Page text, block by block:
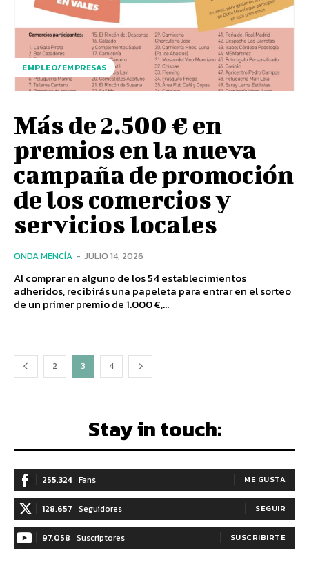
EMPLEO/EMPRESAS
Más de 2.500 € en
premios en la nueva
campaña de promoción
de los comercios y
servicios locales
ONDA MENCÍA - JULIO 14, 2026
Al comprar en alguno de los 54 establecimientos
adheridos, recibirás una papeleta para entrar en el sorteo
de un primer premio de 1.000 €,...
2 3 4
Stay in touch:
255,324 Fans ME GUSTA
128,657 Seguidores SEGUIR
97,058 Suscriptores SUSCRIBIRTE